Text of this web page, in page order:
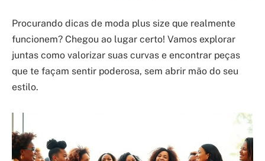
Procurando dicas de moda plus size que realmente
funcionem? Chegou ao lugar certo! Vamos explorar
juntas como valorizar suas curvas e encontrar peças
que te façam sentir poderosa, sem abrir mão do seu
estilo.